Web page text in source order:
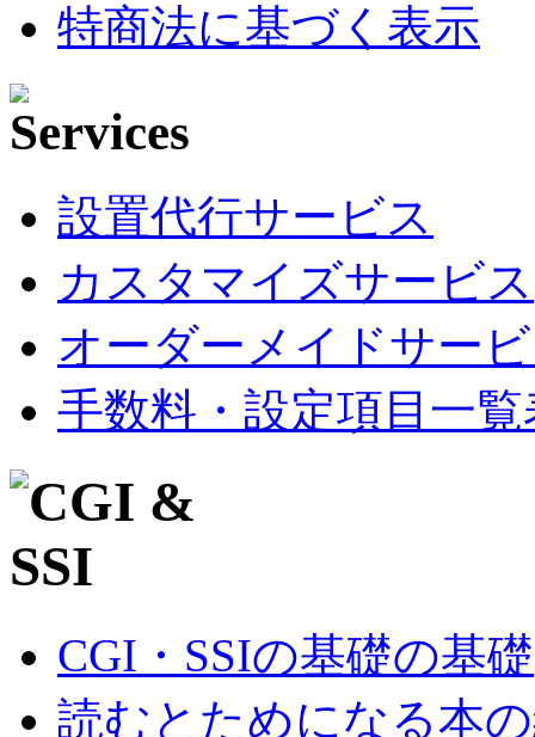
特商法に基づく表示
設置代行サービス
カスタマイズサービス
オーダーメイドサー
手数料・設定項目一覧
CGI・SSIの基礎の基礎
読むとためになる本